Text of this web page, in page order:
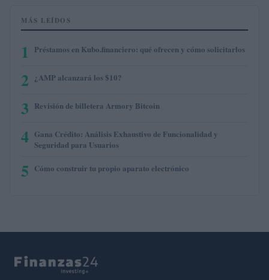
MÁS LEÍDOS
1 Préstamos en Kubo.financiero: qué ofrecen y cómo solicitarlos
2 ¿AMP alcanzará los $10?
3 Revisión de billetera Armory Bitcoin
4 Gana Crédito: Análisis Exhaustivo de Funcionalidad y
Seguridad para Usuarios
5 Cómo construir tu propio aparato electrónico